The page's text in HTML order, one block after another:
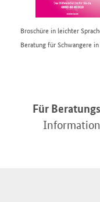
Broschüre in leichter
Beratung für Schwangere
Für